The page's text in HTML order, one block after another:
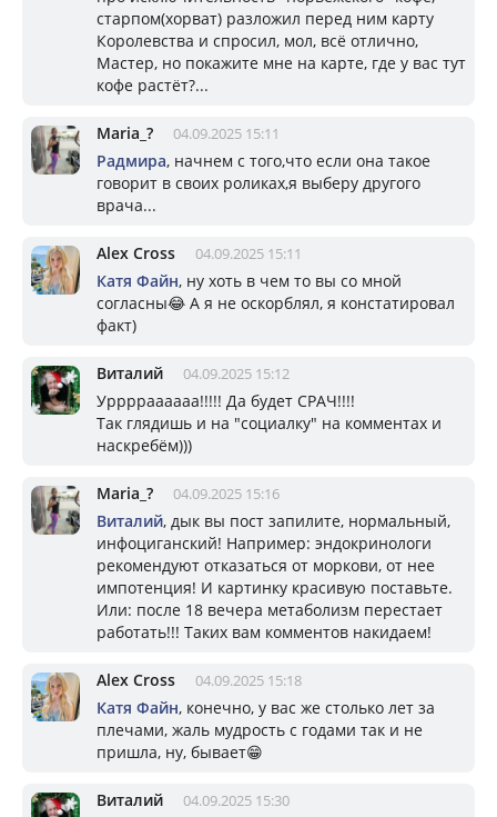
старпом(хорват) разложил перед ним карту
Королевства и спросил, мол, всё отлично,
Мастер, но покажите мне на карте, где у вас тут
кофе растёт?...
Mariа_? 04.09.2025 15:11
Радмира, начнем с того,что если она такое
говорит в своих роликах,я выберу другого
врача...
Alex Cross 04.09.2025 15:11
Катя Файн, ну хоть в чем то вы со мной
согласны😂 А я не оскорблял, я констатировал
факт)
Виталий 04.09.2025 15:12
Урррраааааа!!!!! Да будет СРАЧ!!!!
Так глядишь и на "социалку" на комментах и
наскребём)))
Mariа_? 04.09.2025 15:16
Виталий, дык вы пост запилите, нормальный,
инфоциганский! Например: эндокринологи
рекомендуют отказаться от моркови, от нее
импотенция! И картинку красивую поставьте.
Или: после 18 вечера метаболизм перестает
работать!!! Таких вам комментов накидаем!
Alex Cross 04.09.2025 15:18
Катя Файн, конечно, у вас же столько лет за
плечами, жаль мудрость с годами так и не
пришла, ну, бывает😁
Виталий 04.09.2025 15:30